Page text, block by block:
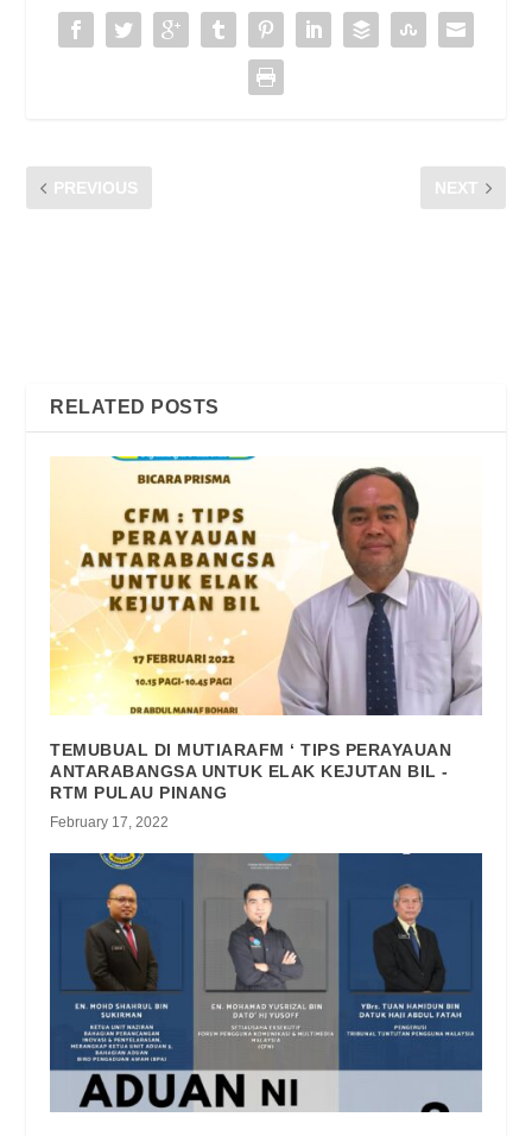
PREVIOUS NEXT
RELATED POSTS
TEMUBUAL DI MUTIARAFM ‘ TIPS PERAYAUAN
ANTARABANGSA UNTUK ELAK KEJUTAN BIL -
RTM PULAU PINANG
February 17, 2022